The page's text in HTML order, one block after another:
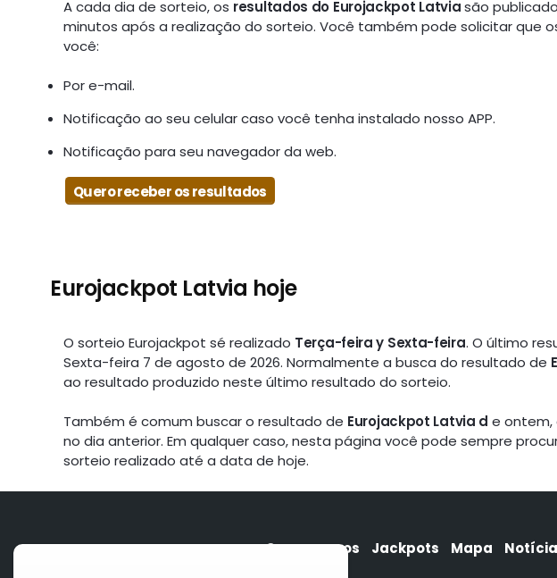
A cada dia de sorteio, os resultados do Eurojackpot Latviasão
minutos após a realização do sorteio. Você também pode solicitar que
você:
Por e-mail.
Notificação ao seu celular caso você tenha instalado nosso APP.
Notificação para seu navegador da web.
Quero receber os resultados
Eurojackpot Latvia hoje
O sorteio Eurojackpot sé realizado Terça-feira y Sexta-feira. O último
Sexta-feira 7 de agosto de 2026. Normalmente a busca do resultado de
ao resultado produzido neste último resultado do sorteio.
Também é comum buscar o resultado de Eurojackpot Latvia d e ontem,
no dia anterior. Em qualquer caso, nesta página você pode sempre
sorteio realizado até a data de hoje.
Quem somos Jackpots Mapa